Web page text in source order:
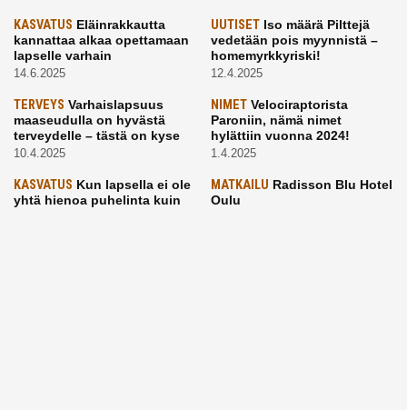
KASVATUS Eläinrakkautta
kannattaa alkaa opettamaan
lapselle varhain
14.6.2025
UUTISETIso määrä Pilttejä
vedetään pois myynnistä –
homemyrkkyriski!
12.4.2025
TERVEYS Varhaislapsuus
maaseudulla on hyvästä
terveydelle – tästä on kyse
10.4.2025
NIMETVelociraptorista
Paroniin, nämä nimet
hylättiin vuonna 2024!
1.4.2025
KASVATUS Kun lapsella ei ole
yhtä hienoa puhelinta kuin
MATKAILU Radisson Blu Hotel
Oulu